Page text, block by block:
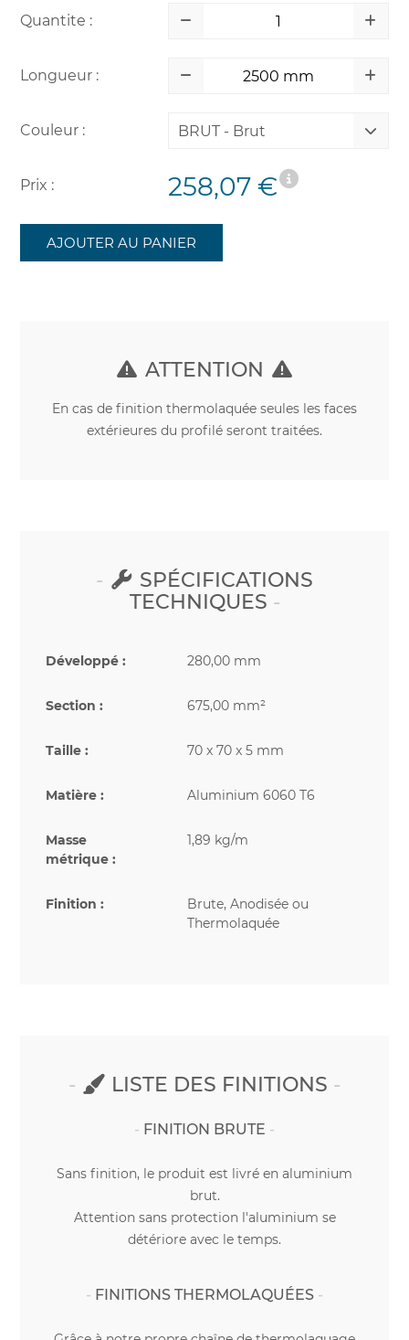
Quantite :
Longueur :
Couleur : BRUT - Brut
Prix : 258,07 €
AJOUTER AU PANIER
ATTENTION
En cas de finition thermolaquée seules les faces
extérieures du profilé seront traitées.
SPÉCIFICATIONS
TECHNIQUES
Développé : 280,00 mm
Section : 675,00 mm²
Taille : 70 x 70 x 5 mm
Matière : Aluminium 6060 T6
Masse
métrique :
1,89 kg/m
Finition :
Brute, Anodisée ou
Thermolaquée
LISTE DES FINITIONS
FINITION BRUTE
Sans finition, le produit est livré en aluminium
brut.
Attention sans protection l'aluminium se
détériore avec le temps.
FINITIONS THERMOLAQUÉES